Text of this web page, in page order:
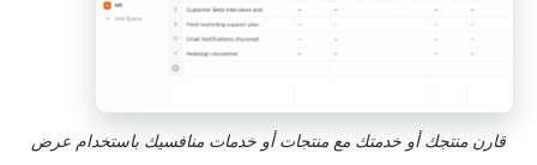
قارن منتجك أو خدمتك مع منتجات أو خدمات منافسيك باستخدام عرض